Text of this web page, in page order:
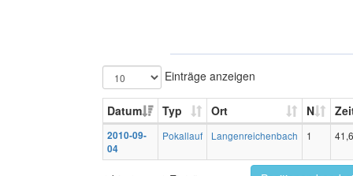
Einträge anzeigen
Datum Typ Ort N
2010-09-
04
Pokallauf Langenreichenbach 1